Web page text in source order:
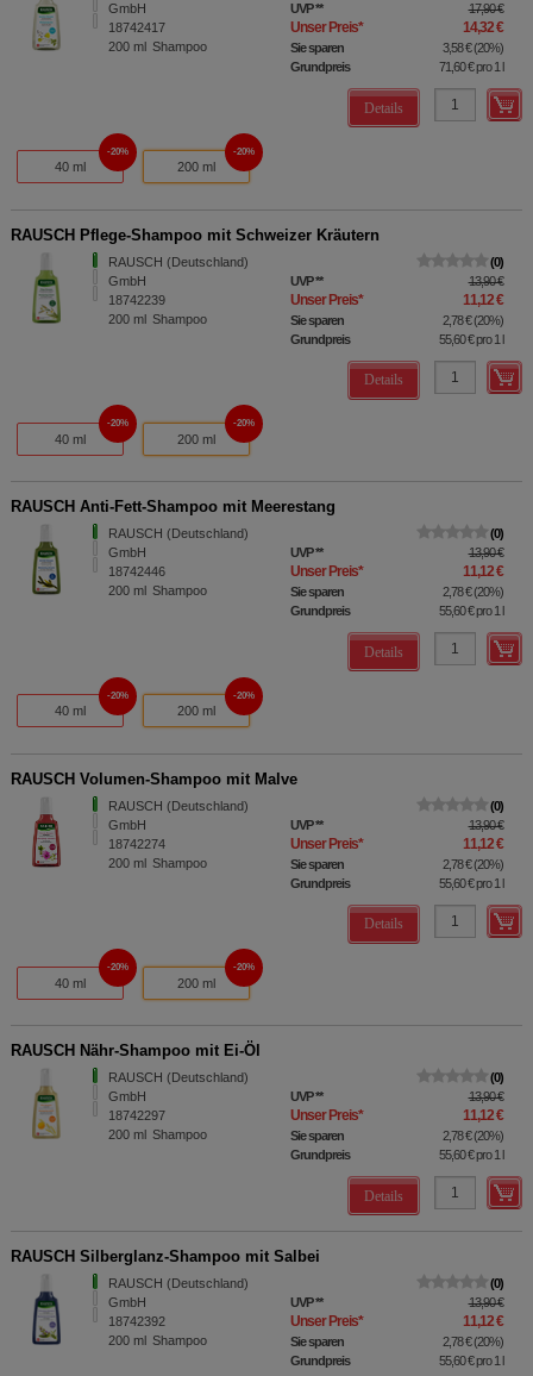
GmbH
18742417
200 ml Shampoo
UVP** 17,90 €
Unser Preis* 14,32 €
Sie sparen 3,58 €(20%)
Grundpreis
71,60 €pro 1 l
Details
40 ml
20%
200 ml
20%
RAUSCH Pflege-Shampoo mit Schweizer Kräutern
RAUSCH (Deutschland)
GmbH
18742239
200 ml Shampoo
0
UVP** 13,90 €
Unser Preis* 11,12 €
Sie sparen 2,78 €(20%)
Grundpreis
55,60 €pro 1 l
Details
40 ml
20%
200 ml
20%
RAUSCH Anti-Fett-Shampoo mit Meerestang
RAUSCH (Deutschland)
GmbH
18742446
200 ml Shampoo
0
UVP** 13,90 €
Unser Preis* 11,12 €
Sie sparen 2,78 €(20%)
Grundpreis
55,60 €pro 1 l
Details
40 ml
20%
200 ml
20%
RAUSCH Volumen-Shampoo mit Malve
RAUSCH (Deutschland)
GmbH
18742274
200 ml Shampoo
0
UVP** 13,90 €
Unser Preis* 11,12 €
Sie sparen 2,78 €(20%)
Grundpreis
55,60 €pro 1 l
Details
40 ml
20%
200 ml
20%
RAUSCH Nähr-Shampoo mit Ei-Öl
RAUSCH (Deutschland)
GmbH
18742297
200 ml Shampoo
0
UVP** 13,90 €
Unser Preis* 11,12 €
Sie sparen 2,78 €(20%)
Grundpreis
55,60 €pro 1 l
Details
RAUSCH Silberglanz-Shampoo mit Salbei
RAUSCH (Deutschland)
GmbH
18742392
200 ml Shampoo
0
UVP** 13,90 €
Unser Preis* 11,12 €
Sie sparen 2,78 €(20%)
Grundpreis
55,60 €pro 1 l